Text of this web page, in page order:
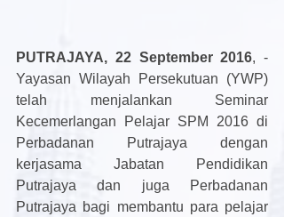
PUTRAJAYA, 22 September 2016, -
Yayasan Wilayah Persekutuan (YWP)
telah menjalankan Seminar
Kecemerlangan Pelajar SPM 2016 di
Perbadanan Putrajaya dengan
kerjasama Jabatan Pendidikan
Putrajaya dan juga Perbadanan
Putrajaya bagi membantu para pelajar